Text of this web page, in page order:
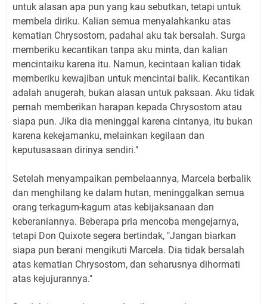
untuk alasan apa pun yang kau sebutkan, tetapi untuk
membela diriku. Kalian semua menyalahkanku atas
kematian Chrysostom, padahal aku tak bersalah. Surga
memberiku kecantikan tanpa aku minta, dan kalian
mencintaiku karena itu. Namun, kecintaan kalian tidak
memberiku kewajiban untuk mencintai balik. Kecantikan
adalah anugerah, bukan alasan untuk paksaan. Aku tidak
pernah memberikan harapan kepada Chrysostom atau
siapa pun. Jika dia meninggal karena cintanya, itu bukan
karena kekejamanku, melainkan kegilaan dan
keputusasaan dirinya sendiri."
Setelah menyampaikan pembelaannya, Marcela berbalik
dan menghilang ke dalam hutan, meninggalkan semua
orang terkagum-kagum atas kebijaksanaan dan
keberaniannya. Beberapa pria mencoba mengejarnya,
tetapi Don Quixote segera bertindak, "Jangan biarkan
siapa pun berani mengikuti Marcela. Dia tidak bersalah
atas kematian Chrysostom, dan seharusnya dihormati
atas kejujurannya."